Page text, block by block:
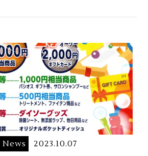
2023.10.07